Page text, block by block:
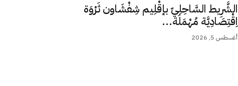
الشَّرِيط السَّاحِلِيّ بإقْلِيم شِفْشَاون ثَرْوَة
اِقْتِصَادِيَّة مُهْمَلَة...
أغسطس 5, 2026